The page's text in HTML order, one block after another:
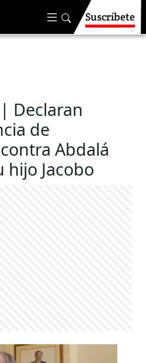
Suscríbete
Declaran
de
Abdalá
hijo Jacobo